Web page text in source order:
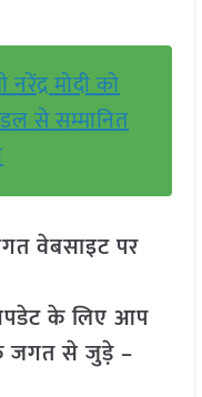
मोदी को
से सम्मानित
वेबसाइट पर
के लिए आप
जगत से जुड़े –